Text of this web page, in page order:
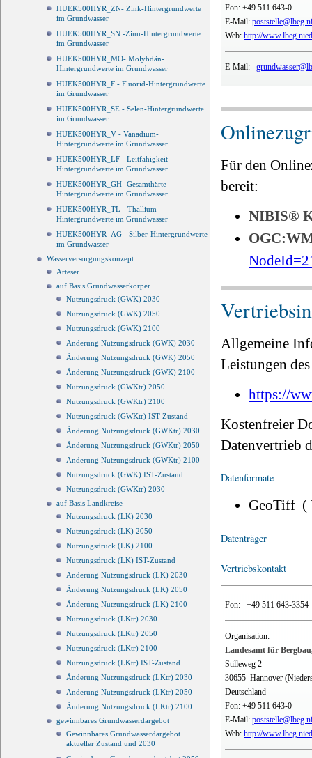
HUEK500HYR_ZN- Zink-Hintergrundwerte
im Grundwasser
HUEK500HYR_SN -Zinn-Hintergrundwerte
im Grundwasser
HUEK500HYR_MO- Molybdän-
Hintergrundwerte im Grundwasser
HUEK500HYR_F - Fluorid-Hintergrundwerte
im Grundwasser
HUEK500HYR_SE - Selen-Hintergrundwerte
im Grundwasser
HUEK500HYR_V - Vanadium-
Hintergrundwerte im Grundwasser
HUEK500HYR_LF - Leitfähigkeit-
Hintergrundwerte im Grundwasser
HUEK500HYR_GH- Gesamthärte-
Hintergrundwerte im Grundwasser
HUEK500HYR_TL - Thallium-
Hintergrundwerte im Grundwasser
HUEK500HYR_AG - Silber-Hintergrundwerte
im Grundwasser
Wasserversorgungskonzept
Arteser
auf Basis Grundwasserkörper
Nutzungsdruck (GWK) 2030
Nutzungsdruck (GWK) 2050
Nutzungsdruck (GWK) 2100
Änderung Nutzungsdruck (GWK) 2030
Änderung Nutzungsdruck (GWK) 2050
Änderung Nutzungsdruck (GWK) 2100
Nutzungsdruck (GWKtr) 2050
Nutzungsdruck (GWKtr) 2100
Nutzungsdruck (GWKtr) IST-Zustand
Änderung Nutzungsdruck (GWKtr) 2030
Änderung Nutzungsdruck (GWKtr) 2050
Änderung Nutzungsdruck (GWKtr) 2100
Nutzungsdruck (GWK) IST-Zustand
Nutzungsdruck (GWKtr) 2030
auf Basis Landkreise
Nutzungsdruck (LK) 2030
Nutzungsdruck (LK) 2050
Nutzungsdruck (LK) 2100
Nutzungsdruck (LK) IST-Zustand
Änderung Nutzungsdruck (LK) 2030
Änderung Nutzungsdruck (LK) 2050
Änderung Nutzungsdruck (LK) 2100
Nutzungsdruck (LKtr) 2030
Nutzungsdruck (LKtr) 2050
Nutzungsdruck (LKtr) 2100
Nutzungsdruck (LKtr) IST-Zustand
Änderung Nutzungsdruck (LKtr) 2030
Änderung Nutzungsdruck (LKtr) 2050
Änderung Nutzungsdruck (LKtr) 2100
gewinnbares Grundwasserdargebot
Gewinnbares Grundwasserdargebot
aktueller Zustand und 2030
Fon: +49 511 643-0
E-Mail:
Web: http://
E-Mail:
Für den
bereit:
NIBIS®
Allgemeine
Leistungen
https://
Kostenfreier
Datenvertrieb
Datenformate
GeoTiff (
Datenträger
Vertriebskontakt
Fon: +49 511 643-3354
Organisation:
Landesamt für
Stilleweg 2
30655 Hannover
Deutschland
Fon: +49 511 643-0
E-Mail:
Web: http://